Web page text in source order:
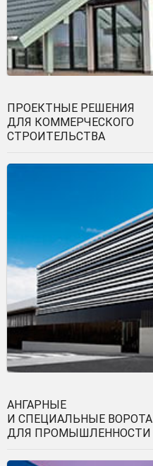
ПРОЕКТНЫЕ РЕШЕНИЯ
ДЛЯ КОММЕРЧЕСКОГО
СТРОИТЕЛЬСТВА
АНГАРНЫЕ
И СПЕЦИАЛЬНЫЕ ВОРОТА
ДЛЯ ПРОМЫШЛЕННОСТИ